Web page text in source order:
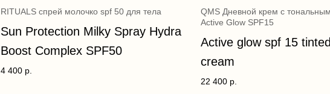
RITUALS спрей молочко spf 50 для тела
Sun Protection Milky Spray Hydra
Boost Complex SPF50
4 400 р.
QMS Дневной крем с
Active Glow SPF15
Active glow spf 15
cream
22 400 р.